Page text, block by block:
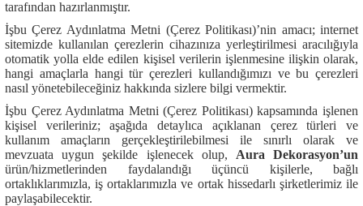
tarafından hazırlanmıştır.
İşbu Çerez Aydınlatma Metni (Çerez Politikası)’nin amacı; internet
sitemizde kullanılan çerezlerin cihazınıza yerleştirilmesi aracılığıyla
otomatik yolla elde edilen kişisel verilerin işlenmesine ilişkin olarak,
hangi amaçlarla hangi tür çerezleri kullandığımızı ve bu çerezleri
nasıl yönetebileceğiniz hakkında sizlere bilgi vermektir.
İşbu Çerez Aydınlatma Metni (Çerez Politikası) kapsamında işlenen
kişisel verileriniz; aşağıda detaylıca açıklanan çerez türleri ve
kullanım amaçların gerçekleştirilebilmesi ile sınırlı olarak ve
mevzuata uygun şekilde işlenecek olup, Aura Dekorasyon’un
ürün/hizmetlerinden faydalandığı üçüncü kişilerle, bağlı
ortaklıklarımızla, iş ortaklarımızla ve ortak hissedarlı şirketlerimiz ile
paylaşabilecektir.